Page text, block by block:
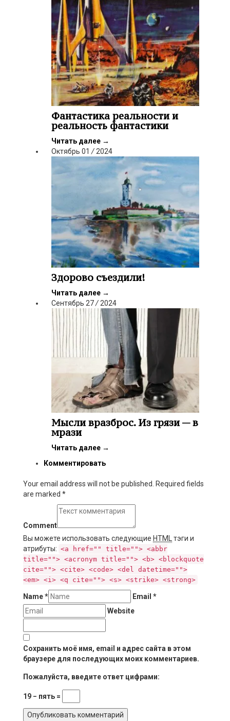
Фантастика реальности и
реальность фантастики
Читать далее →
Октябрь 01/2024
Здорово съездили!
Читать далее →
Сентябрь 27/2024
Мысли вразброс. Из грязи — в
мрази
Читать далее →
Комментировать
Your email address will not be published. Required fields
are marked *
Comment
Вы можете использовать следующие HTML
тэги и
атрибуты: <a href="" title=""> <abbr
title=""> <acronym title=""> <b> <blockquote
cite=""> <cite> <code> <del datetime="">
<em> <i> <q cite=""> <s> <strike> <strong>
Name* Email *
Website
Сохранить моё имя, email и адрес сайта в этом
браузере для последующих моих комментариев.
Пожалуйста, введите ответ цифрами:
19 − пять =